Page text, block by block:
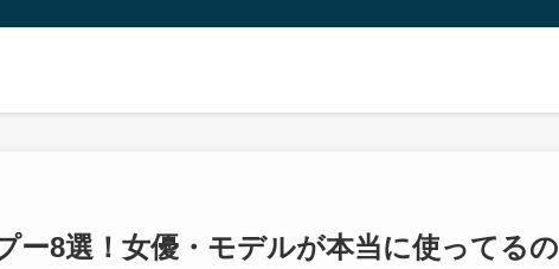
ー8選！女優・モデルが本当に使ってるの